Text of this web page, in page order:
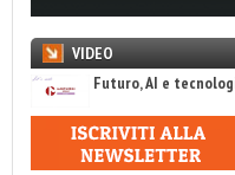
VIDEO
Futuro, AI e